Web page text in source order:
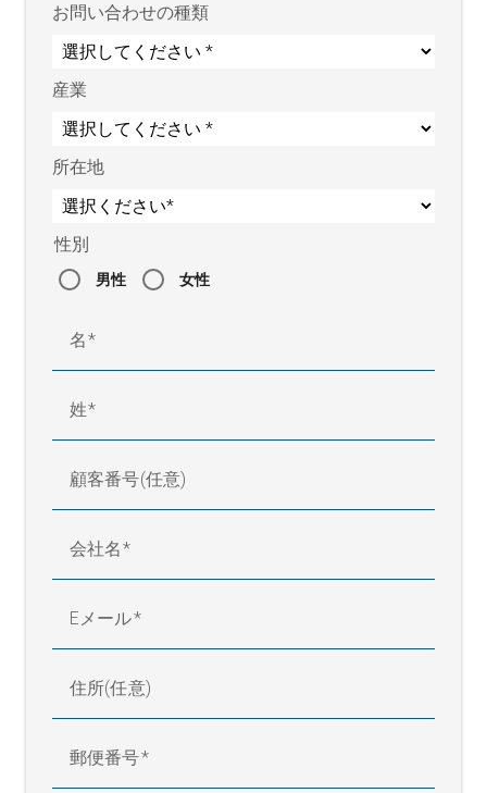
お問い合わせの種類
産業
所在地
性別
男性 女性
名
姓
顧客番号(任意)
会社名
Eメール
住所(任意)
郵便番号